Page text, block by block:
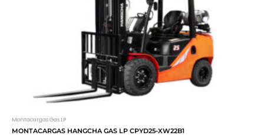
Montacargas Gas LP
MONTACARGAS HANGCHA GAS LP CPYD25-XW22B1